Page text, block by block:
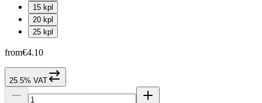
15 kpl
20 kpl
25 kpl
from€4.10
25.5% VAT